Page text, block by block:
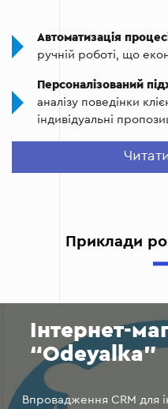
інтегрується з
доставки та
Автоматизація
ручній роботі, що
Персоналізований
аналізу поведінки
індивідуальні
Ефективне
Збільшення
Приклади
Інтернет-
“Odeyalka”
Впровадження CRM для